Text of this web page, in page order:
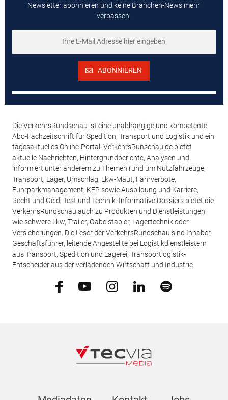
Newsletter abonnieren und keine Branchen-News mehr
verpassen.
ABONNIEREN
Die VerkehrsRundschau ist eine unabhängige und kompetente
Abo-Fachzeitschrift für Spedition, Transport und Logistik und ein
tagesaktuelles Online-Portal. VerkehrsRunschau.de bietet
aktuelle Nachrichten, Hintergrundberichte, Analysen und
informiert unter anderem zu Themen rund um Nutzfahrzeuge,
Transport, Lager, Umschlag, Lkw-Maut, Fahrverbote,
Fuhrparkmanagement, KEP sowie Ausbildung und Karriere,
Recht und Geld, Test und Technik. Informative Dossiers bietet die
VerkehrsRundschau auch zu Produkten und Dienstleistungen
wie schwere Lkw, Trailer, Gabelstapler, Lagertechnik oder
Versicherungen. Die Leser der VerkehrsRundschau sind Inhaber,
Geschäftsführer, leitende Angestellte bei Logistikdienstleistern
aus Transport, Spedition und Lagerei, Transportlogistik-
Entscheider aus der verladenden Wirtschaft und Industrie.